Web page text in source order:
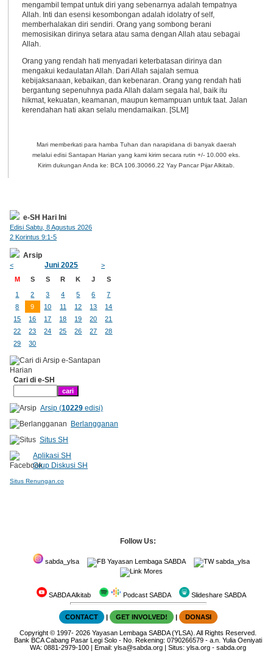
mengambil tempat untuk diri yang sebenarnya adalah tempatnya
Allah. Inti dan esensi kesombongan adalah idolatry of self,
memberhalakan diri sendiri. Orang yang sombong berani
memosisikan dirinya setara atau sama dengan Allah atau sebagai
Allah.
Orang yang rendah hati menyadari keterbatasan dirinya dan
mengakui kedaulatan Allah. Dari Allah sajalah semua
kebijaksanaan, kebaikan, dan kebenaran. Orang yang rendah hati
bergantung sepenuhnya pada Allah dalam segala hal, baik itu
hikmat, kekuatan, keamanan, maupun kemampuan untuk taat. Jalan
kerendahan hati akan selalu mendamaikan. [SLM]
Mari memberkati para hamba Tuhan dan narapidana di banyak daerah
melalui edisi Santapan Harian yang kami kirim secara rutin +/- 10.000 eks.
Kirim dukungan Anda ke: BCA 106.30066.22 Yay Pancar Pijar Alkitab.
e-SH Hari Ini
Edisi Sabtu, 8 Agustus 2026
2 Korintus 9:1-5
Arsip
< Juni 2025
>
M
S S R K J S
1 2 3 4 5 6
7
8
9 10 11 12 13
14
15
16 17 18 19 20
21
22
23 24 25 26 27
28
29
30
Cari di e-SH
Arsip (10229edisi)
Berlangganan
Situs SH
Aplikasi SH
Grup Diskusi SH
Situs Renungan.co
Follow Us:
sabda_ylsa Yayasan Lembaga SABDA
sabda_ylsa
Mores
SABDA Alkitab Podcast SABDA Slideshare SABDA
CONTACT | GET INVOLVED! | DONASI
Copyright © 1997-2026Yayasan Lembaga SABDA (YLSA). All Rights Reserved.
Bank BCA Cabang Pasar Legi Solo - No. Rekening: 0790266579 - a.n. Yulia Oeniyati
WA:0881-2979-100 | Email:ylsa@sabda.org | Situs:ylsa.org -sabda.org